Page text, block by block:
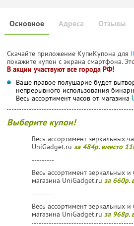
Основное Отзывы
Адреса
Скачайте приложение КупиКупона для
покажите купон с экрана смартфона.
В акции участвуют все города РФ!
Ваше правое полушарие будет
непрерывного использования
Весь ассортимент часов от магазина
Выберите купон!
Весь ассортимент зеркальных
UniGadget.ru за 484р. вместо
---------
Весь ассортимент зеркальных
магазина UniGadget.ru за 660р.
---------
Весь ассортимент зеркальных
магазина UniGadget.ru за 968р.